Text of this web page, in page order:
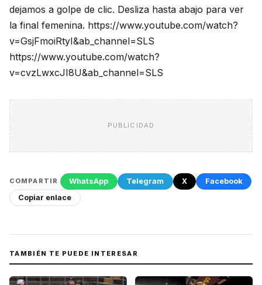
dejamos a golpe de clic. Desliza hasta abajo para ver
la final femenina. https://www.youtube.com/watch?
v=GsjFmoiRtyI&ab_channel=SLS
https://www.youtube.com/watch?
v=cvzLwxcJI8U&ab_channel=SLS
PUBLICIDAD
COMPARTIR WhatsApp Telegram X
Facebook
Copiar enlace
TAMBIÉN TE PUEDE INTERESAR